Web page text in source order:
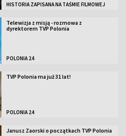
HISTORIA ZAPISANA NA TAŚMIE FILMOWEJ
Telewizja z misją - rozmowa z
dyrektorem TVP Polonia
POLONIA 24
TVP Polonia ma już 31 lat!
POLONIA 24
Janusz Zaorski o początkach TVP Polonia